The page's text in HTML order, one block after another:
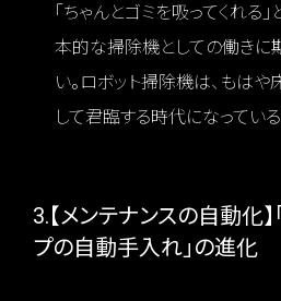
「ちゃんとゴミを吸ってくれる
本的な掃除機としての働きに
い。ロボット掃除機は、もは
して君臨する時代になっている
3.【メンテナンスの自動化
プの自動手入れ」の進化